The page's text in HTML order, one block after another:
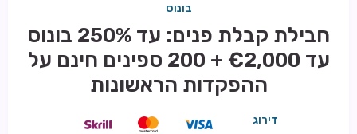
בונוס
חבילת קבלת פנים: עד 250% בונוס
עד €2,000 + 200 ספינים חינם על
ההפקדות הראשונות
דירוג